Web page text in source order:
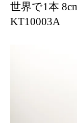
世界で1本
KT10003A